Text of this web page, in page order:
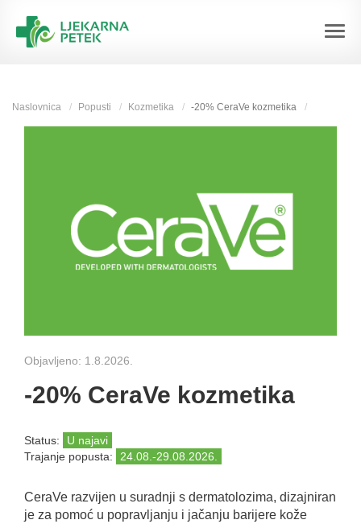
Naslovnica Popusti Kozmetika -20% CeraVe kozmetika
Objavljeno: 1.8.2026.
-20% CeraVe kozmetika
Status:
U najavi
Trajanje popusta:
24.08.-29.08.2026.
CeraVe razvijen u suradnji s dermatolozima, dizajniran
je za pomoć u popravljanju i jačanju barijere kože